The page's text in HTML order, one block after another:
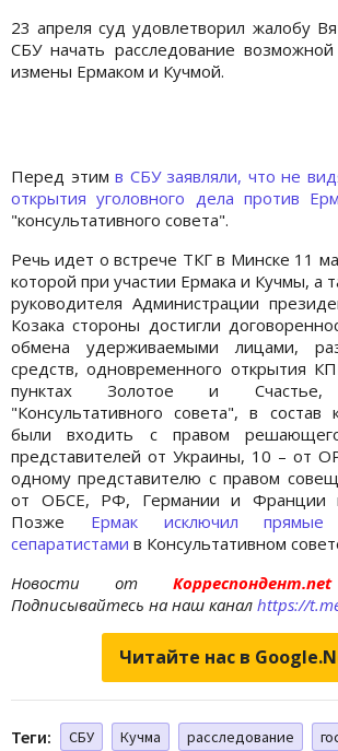
23 апреля суд удовлетворил жалобу
СБУ начать расследование возможной
измены Ермаком и Кучмой.
Перед этимв СБУ заявляли, что не
открытия уголовного дела против
"консультативного совета".
Речь идет о встрече ТКГ в Минске 11
которой при участии Ермака и Кучмы, а
руководителя Администрации
Козака стороны достигли
обмена удерживаемыми лицами,
средств, одновременного открытия
пунктах Золотое и
"Консультативного совета", в состав
были входить с правом
представителей от Украины, 10 – от
одному представителю с правом
от ОБСЕ, РФ, Германии и Франции
Позже Ермак исключил
сепаратистами в Консультативном
Новости от
Подписывайтесь на наш канал https://
Читайте нас в
Теги: СБУ Кучма расследование